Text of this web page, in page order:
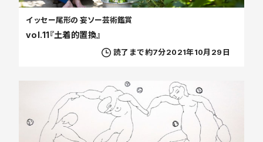
vol.11『土着的置換』
イッセー尾形の 妄ソー芸術鑑賞
読了まで約7分2021年10月29日